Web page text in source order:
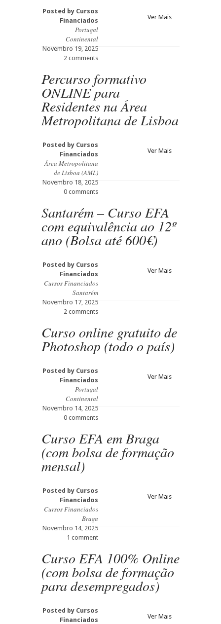
Posted by Cursos
Financiados
Portugal
Continental
Novembro 19, 2025
2 comments
Ver Mais
Percurso formativo
ONLINE para
Residentes na Área
Metropolitana de Lisboa
Posted by Cursos
Financiados
Área Metropolitana
de Lisboa (AML)
Novembro 18, 2025
0 comments
Ver Mais
Santarém – Curso EFA
com equivalência ao 12º
ano (Bolsa até 600€)
Posted by Cursos
Financiados
Cursos Financiados
Santarém
Novembro 17, 2025
2 comments
Ver Mais
Curso online gratuito de
Photoshop (todo o país)
Posted by Cursos
Financiados
Portugal
Continental
Novembro 14, 2025
0 comments
Ver Mais
Curso EFA em Braga
(com bolsa de formação
mensal)
Posted by Cursos
Financiados
Cursos Financiados
Braga
Novembro 14, 2025
1 comment
Ver Mais
Curso EFA 100% Online
(com bolsa de formação
para desempregados)
Posted by Cursos
Financiados
Ver Mais